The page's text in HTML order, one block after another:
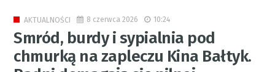
AKTUALNOŚCI 8 czerwca 2026 10:24
Smród, burdy i sypialnia pod
chmurką na zapleczu Kina Bałtyk.